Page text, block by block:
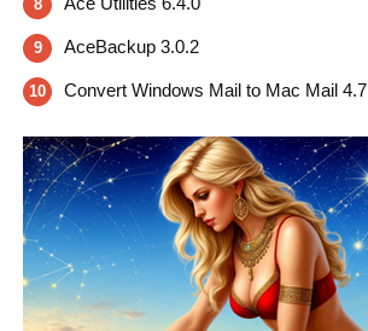
8
9 AceBackup 3.0.2
10 Convert Windows Mail to Mac Mail 4.7